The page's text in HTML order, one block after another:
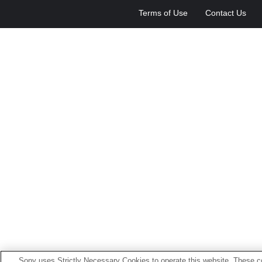
Terms of Use Contact Us